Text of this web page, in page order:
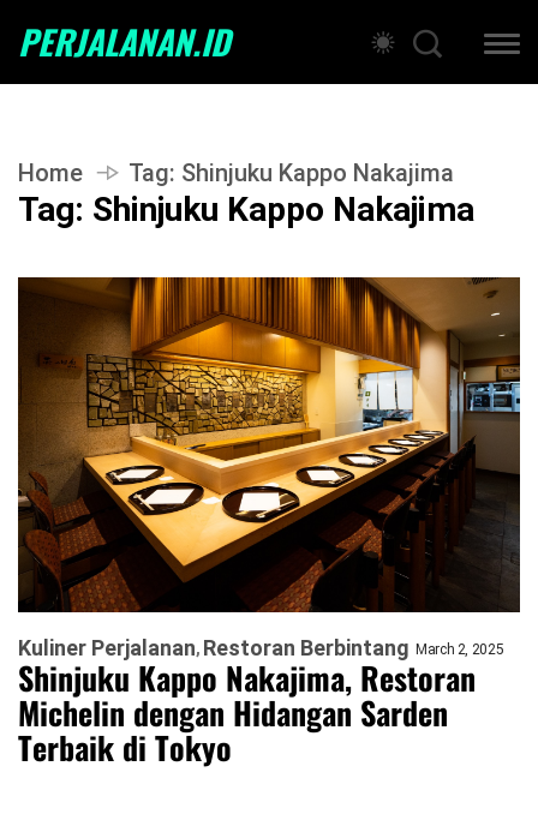
PERJALANAN.ID
Home Tag: Shinjuku Kappo Nakajima
Tag: Shinjuku Kappo Nakajima
Kuliner Perjalanan Restoran Berbintang March 2, 2025
Shinjuku Kappo Nakajima, Restoran
Michelin dengan Hidangan Sarden
Terbaik di Tokyo